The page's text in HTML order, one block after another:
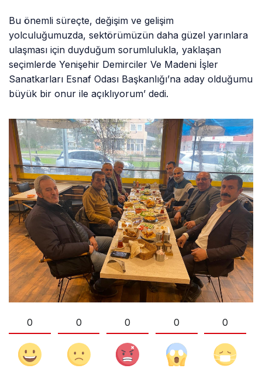
Bu önemli süreçte, değişim ve gelişim
yolculuğumuzda, sektörümüzün daha güzel yarınlara
ulaşması için duyduğum sorumlulukla, yaklaşan
seçimlerde Yenişehir Demirciler Ve Madeni İşler
Sanatkarları Esnaf Odası Başkanlığı’na aday olduğumu
büyük bir onur ile açıklıyorum’ dedi.
0 0 0 0 0